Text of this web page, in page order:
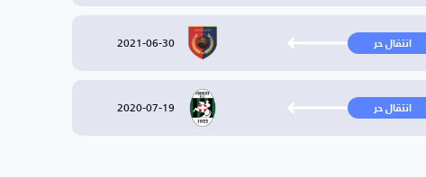
انتقال حر 2021-06-30
انتقال حر 2020-07-19